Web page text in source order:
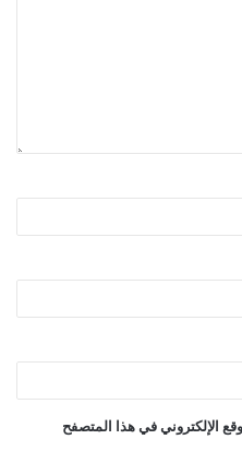
الإلكتروني في هذا المتصفح